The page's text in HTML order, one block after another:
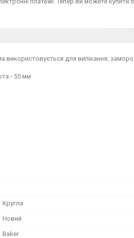
для випікання,
- 55 мм
Кругла
Новий
Baker